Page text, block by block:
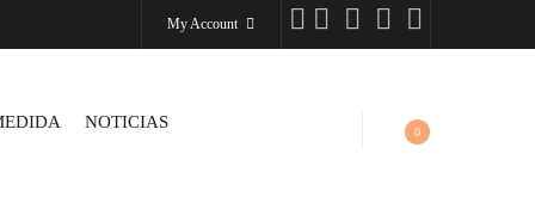
My Account
NOTICIAS
0